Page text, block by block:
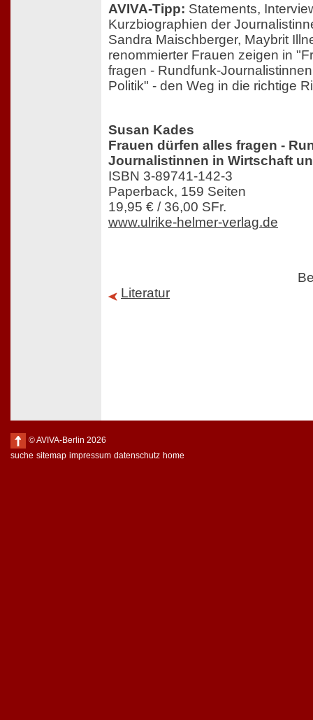
AVIVA-Tipp: Statements,
Kurzbiographien der
Sandra Maischberger, Maybrit
renommierter Frauen zeigen in
fragen - Rundfunk-
Politik" - den Weg in die richtige
Susan Kades
Frauen dürfen alles fragen -
Journalistinnen in Wirtschaft
ISBN 3-89741-142-3
Paperback, 159 Seiten
19,95 € / 36,00 SFr.
www.ulrike-helmer-verlag.de
Literatur
© AVIVA-Berlin 2026
suche sitemap impressum datenschutz home